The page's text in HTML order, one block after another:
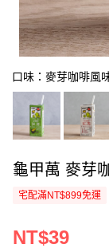
口味：麥芽咖啡風
龜甲萬 麥芽
宅配滿NT$899免運
NT$39